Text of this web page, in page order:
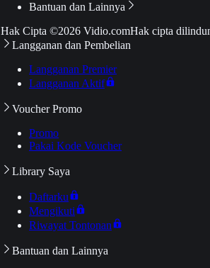
Bantuan dan Lainnya
Hak Cipta ©2026 Vidio.comHak cipta
Langganan dan Pembelian
Langganan Premier
Langganan Aktif
Voucher Promo
Promo
Pakai Kode Voucher
Library Saya
Daftarku
Mengikuti
Riwayat Tontonan
Bantuan dan Lainnya